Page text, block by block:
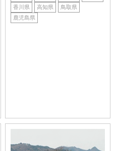
香川県
高知県
鳥取県
鹿児島県